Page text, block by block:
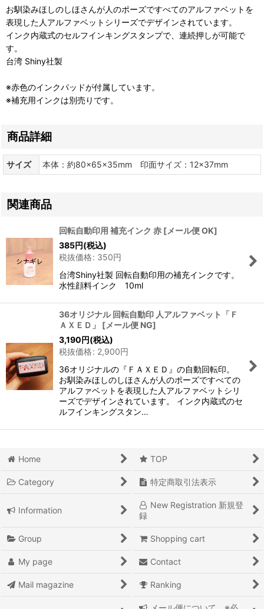
お馴染みほしのしほさんが人のポーズですべてのアルファベットを
表現した人アルファベットシリーズでデザインされています。
インク内蔵式のセルフインキングスタンプで、連続押しが可能で
す。
台湾 Shiny社製
※赤色のインクパッドが付属しています。
※補充用インクは別売りです。
商品詳細
サイズ 本体：約80×65×35mm 印面サイズ：12×37mm
関連商品
回転自動印用 補充インク 赤 [メール便 OK]
385円(税込)
税抜価格: 350円
台湾Shiny社製 回転自動印用の補充インクです。
水性顔料インク 10ml
36オリジナル 回転自動印 人アルファベット「Ｆ
ＡＸＥＤ」
[メール便 NG]
3,190円(税込)
税抜価格: 2,900円
36オリジナルの『ＦＡＸＥＤ』の自動回転印。
お馴染みほしのしほさんが人のポーズですべての
アルファベットを表現した人アルファベットシリ
ーズでデザインされています。 インク内蔵式のセ
ルフインキングスタン…
Home TOP
Category 特定商取引法表示
Information
New Registration 新規登
録
Group Shopping cart
My page Contact
Mail magazine Ranking